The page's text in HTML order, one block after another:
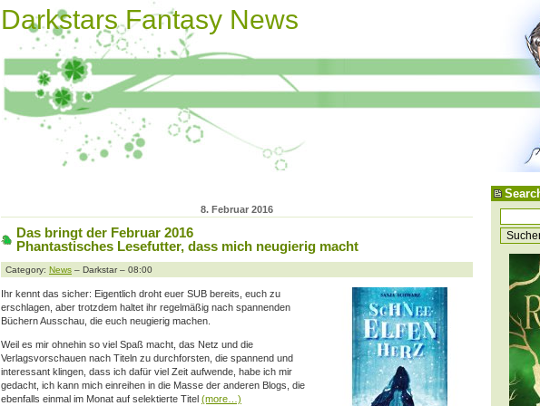
Darkstars Fantasy News
8. Februar 2016
Das bringt der Februar 2016
Phantastisches Lesefutter, dass mich neugierig macht
Category: News – Darkstar – 08:00
Ihr kennt das sicher: Eigentlich droht euer SUB bereits, euch zu
erschlagen, aber trotzdem haltet ihr regelmäßig nach spannenden
Büchern Ausschau, die euch neugierig machen.
Weil es mir ohnehin so viel Spaß macht, das Netz und die
Verlagsvorschauen nach Titeln zu durchforsten, die spannend und
interessant klingen, dass ich dafür viel Zeit aufwende, habe ich mir
gedacht, ich kann mich einreihen in die Masse der anderen Blogs, die
ebenfalls einmal im Monat auf selektierte Titel (more…)